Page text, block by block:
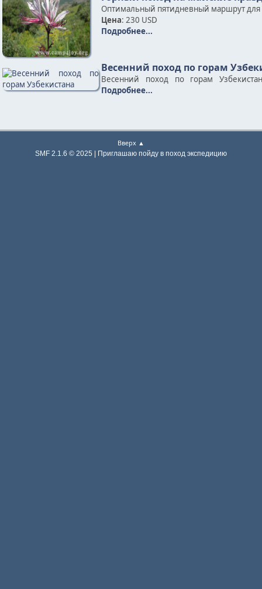
Оптимальный пятидневный маршрут для
Цена: 230 USD
Подробнее...
Весенний поход по горам
Весенний поход по горам
Подробнее...
Вверх ▲
SMF 2.1.6 © 2025 | Приглашаю пойду в поход экспедицию